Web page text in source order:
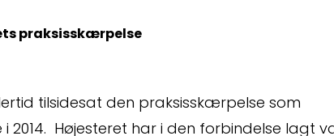
praksisskærpelse
tilsidesat den praksisskærpelse som
2014. Højesteret har i den forbindelse lagt